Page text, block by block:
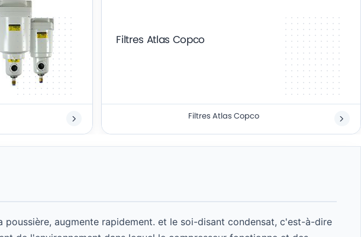
Filtres Atlas Copco
Filtres Atlas Copco
augmente rapidement. et le soi-disant condensat, c'est-à-dire